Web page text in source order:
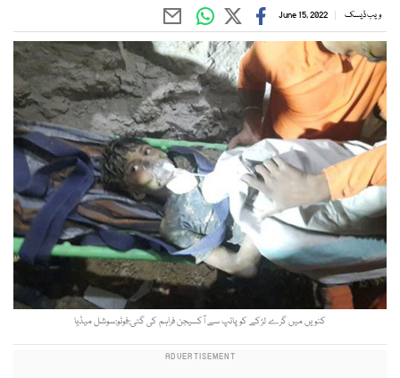
ویب ڈیسک June 15, 2022
کنویں میں گرے لڑکے کو پائپ سے آکسیجن فراہم کی گئی:فوٹو:سوشل میڈیا